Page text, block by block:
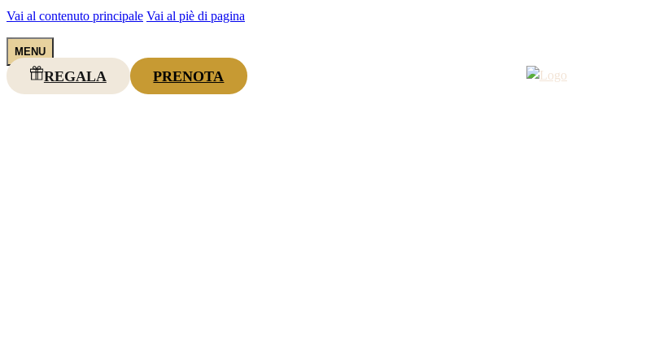
Vai al contenuto principale Vai al piè di pagina
REGALA PRENOTA